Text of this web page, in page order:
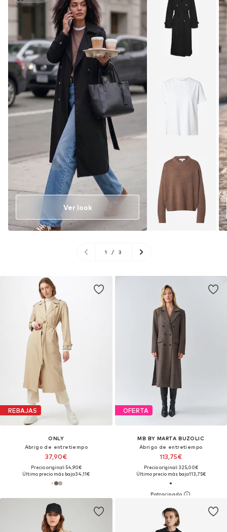
Ver look
1 / 3
REBAJAS
ONLY
Abrigo de entretiempo
37,90€
Precio original: 54,90€
Último precio más bajo:34,11€
OFERTA
MB BY MARTA BUZOLIC
Abrigo de entretiempo
113,75€
Precio original: 325,00€
Último precio más bajo:113,75€